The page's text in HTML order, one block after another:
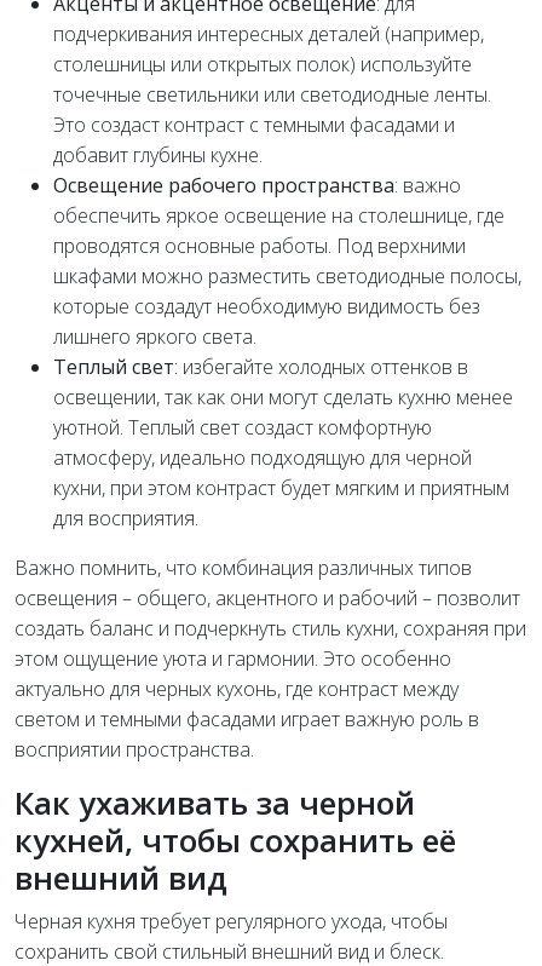
подчеркивания интересных деталей (например,
столешницы или открытых полок) используйте
точечные светильники или светодиодные ленты.
Это создаст контраст с темными фасадами и
добавит глубины кухне.
Освещение рабочего пространства: важно
обеспечить яркое освещение на столешнице, где
проводятся основные работы. Под верхними
шкафами можно разместить светодиодные полосы,
которые создадут необходимую видимость без
лишнего яркого света.
Теплый свет: избегайте холодных оттенков в
освещении, так как они могут сделать кухню менее
уютной. Теплый свет создаст комфортную
атмосферу, идеально подходящую для черной
кухни, при этом контраст будет мягким и приятным
для восприятия.
Важно помнить, что комбинация различных типов
освещения – общего, акцентного и рабочий – позволит
создать баланс и подчеркнуть стиль кухни, сохраняя при
этом ощущение уюта и гармонии. Это особенно
актуально для черных кухонь, где контраст между
светом и темными фасадами играет важную роль в
восприятии пространства.
Как ухаживать за черной
кухней, чтобы сохранить её
внешний вид
Черная кухня требует регулярного ухода, чтобы
сохранить свой стильный внешний вид и блеск.